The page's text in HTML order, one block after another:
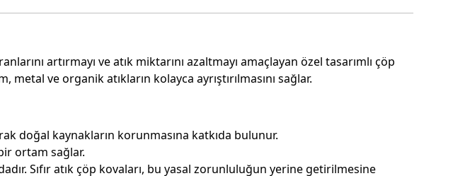
artırmayı ve atık miktarını azaltmayı amaçlayan özel tasarımlı çöp
ve organik atıkların kolayca ayrıştırılmasını sağlar.
doğal kaynakların korunmasına katkıda bulunur.
ortam sağlar.
Sıfır atık çöp kovaları, bu yasal zorunluluğun yerine getirilmesine